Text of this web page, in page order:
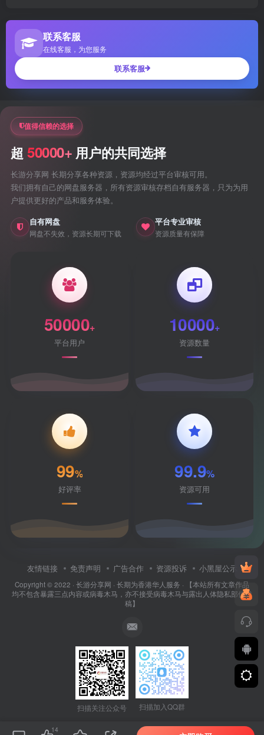
联系客服
在线客服，为您服务
联系客服
值得信赖的选择
超 50000+ 用户的共同选择
长游分享网 长期分享各种资源，资源均经过平台审核可用。
我们拥有自己的网盘服务器，所有资源审核存档自有服务器，只为为用
户提供更好的产品和服务体验。
自有网盘
网盘不失效，资源长期可下载
平台专业审核
资源质量有保障
50000+
平台用户
10000+
资源数量
99%
好评率
99.9%
资源可用
友情链接 免责声明 广告合作 资源投诉 小黑屋公示
Copyright © 2022 · 长游分享网 · 长期为香港华人服务 · 【本站所有文章作品
均不包含暴露三点内容或病毒木马，亦不接受病毒木马与露出人体隐私部位投
稿】
扫描关注公众号 扫描加入QQ群
14